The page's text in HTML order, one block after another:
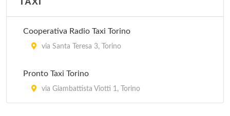
Cooperativa Radio Taxi Torino
via Santa Teresa 3, Torino
Pronto Taxi Torino
via Giambattista Viotti 1, Torino